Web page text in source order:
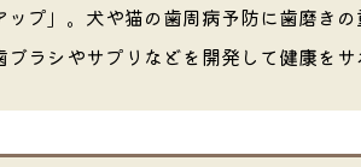
プ」。犬や猫の歯周病予防に歯磨き
ラシやサプリなどを開発して健康をサ